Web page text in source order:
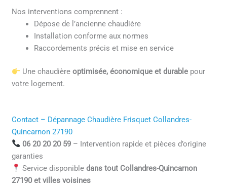
Nos interventions comprennent :
Dépose de l’ancienne chaudière
Installation conforme aux normes
Raccordements précis et mise en service
Une chaudière optimisée, économique et durablepour
votre logement.
Contact – Dépannage Chaudière Frisquet Collandres-
Quincarnon 27190
06 20 20 20 59– Intervention rapide et pièces d’origine
garanties
Service disponible dans tout Collandres-Quincarnon
27190 et villes voisines